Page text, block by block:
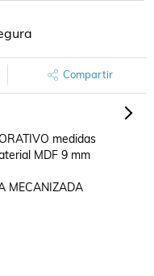
Compartir
medidas
MDF 9 mm
MECANIZADA